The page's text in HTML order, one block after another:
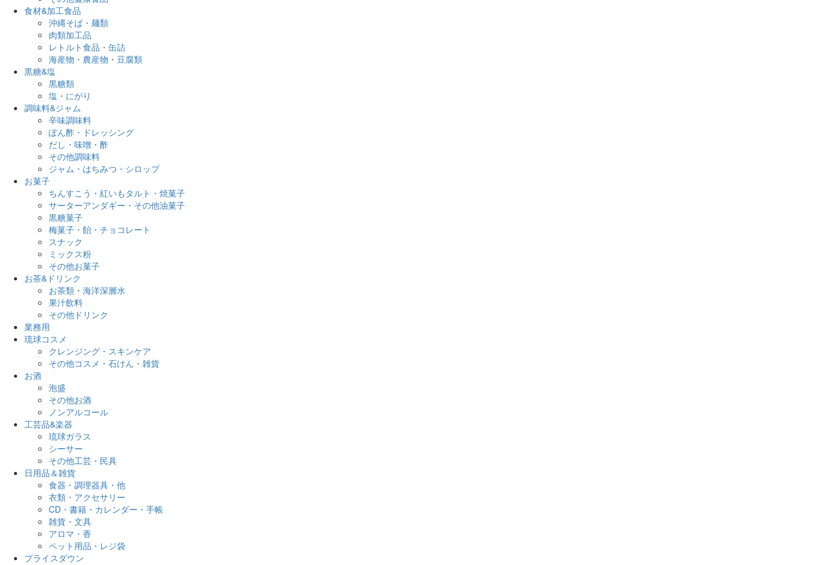
食材&加工食品
沖縄そば・麺類
肉類加工品
レトルト食品・缶詰
海産物・農産物・豆腐類
黒糖&塩
黒糖類
塩・にがり
調味料&ジャム
辛味調味料
ぽん酢・ドレッシング
だし・味噌・酢
その他調味料
ジャム・はちみつ・シロップ
お菓子
ちんすこう・紅いもタルト・焼菓子
サーターアンダギー・その他油菓子
黒糖菓子
梅菓子・飴・チョコレート
スナック
ミックス粉
その他お菓子
お茶&ドリンク
お茶類・海洋深層水
果汁飲料
その他ドリンク
業務用
琉球コスメ
クレンジング・スキンケア
その他コスメ・石けん・雑貨
お酒
泡盛
その他お酒
ノンアルコール
工芸品&楽器
琉球ガラス
シーサー
その他工芸・民具
日用品＆雑貨
食器・調理器具・他
衣類・アクセサリー
CD・書籍・カレンダー・手帳
雑貨・文具
アロマ・香
ペット用品・レジ袋
プライスダウン